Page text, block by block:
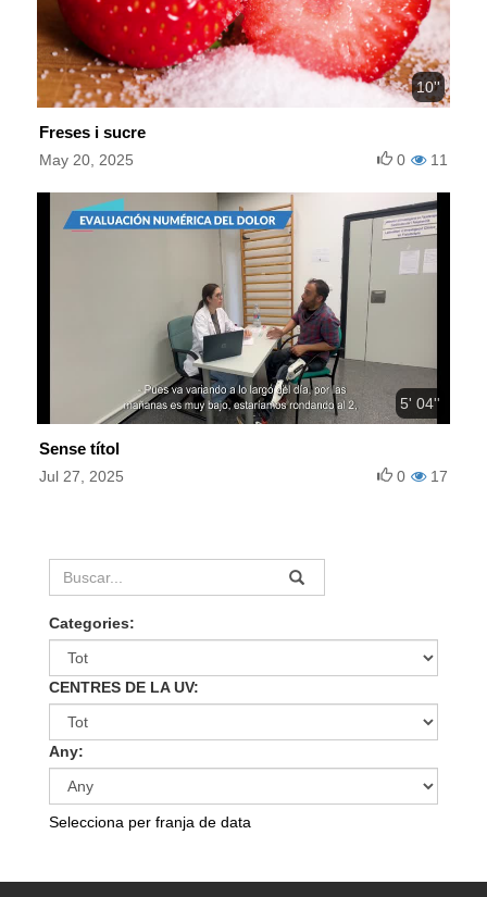
10''
Freses i sucre
May 20, 2025 11
0
5' 04''
Sense títol
Jul 27, 2025 17
0
Categories:
CENTRES DE LA UV:
Any:
Selecciona per franja de data